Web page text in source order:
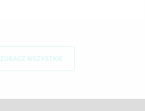
ZOBACZ WSZYSTKIE